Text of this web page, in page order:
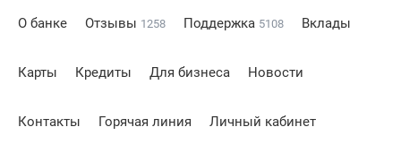
О банке Отзывы 1258 Поддержка 5108 Вклады
Карты Кредиты Для бизнеса Новости
Контакты Горячая линия Личный кабинет